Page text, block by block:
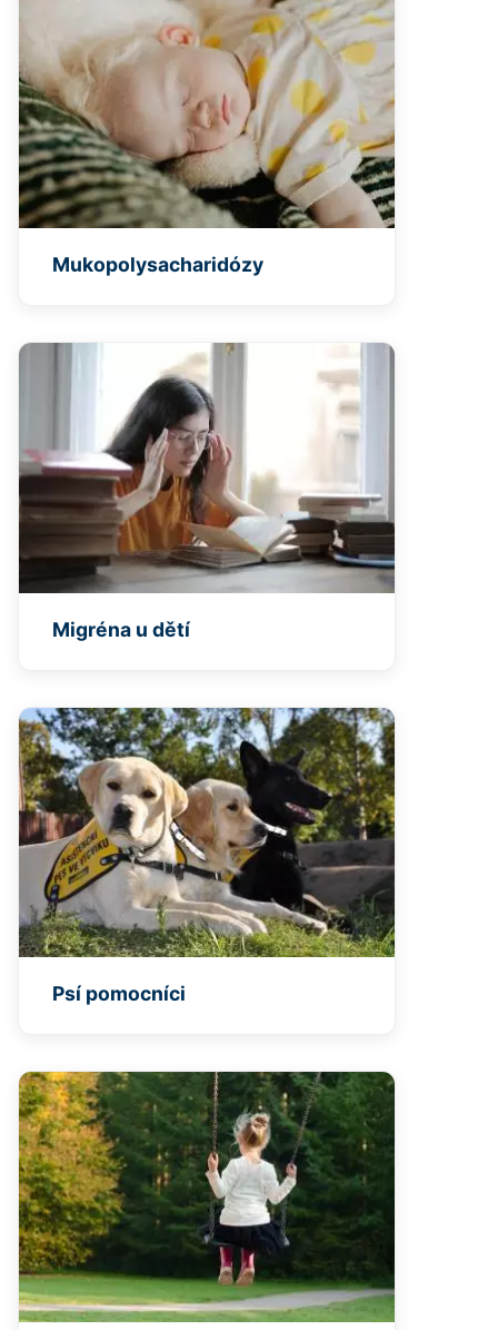
Mukopolysacharidózy
Migréna u dětí
Psí pomocníci